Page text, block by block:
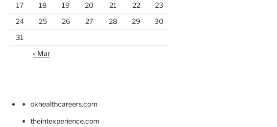
17
18 19 20 21 22
23
24
25 26 27 28 29
30
31
« Mar
okhealthcareers.com
theintexperience.com